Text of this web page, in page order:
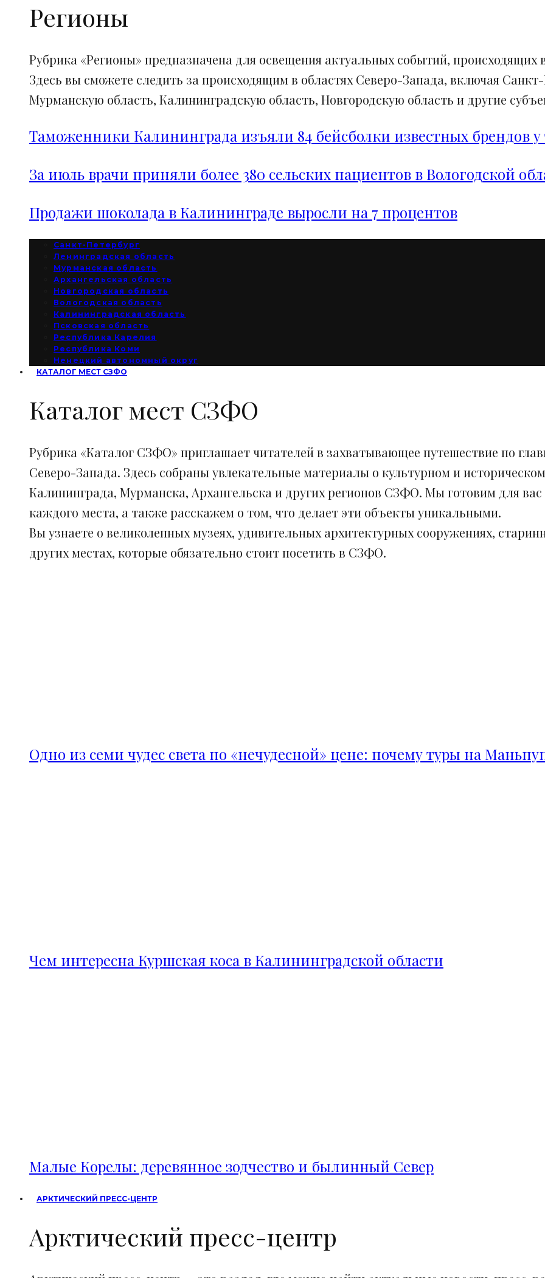
Регионы
Рубрика «Регионы» предназначена для освещения актуальных событий, происходящих
Здесь вы сможете следить за происходящим в областях Северо-Запада, включая
Мурманскую область, Калининградскую область, Новгородскую область и другие
Таможенники Калининграда изъяли 84 бейсболки известных брендов у
За июль врачи приняли более 380 сельских пациентов в Вологодской
Продажи шоколада в Калининграде выросли на 7 процентов
Санкт-Петербург
Ленинградская область
Мурманская область
Архангельская область
Новгородская область
Вологодская область
Калининградская область
Псковская область
Республика Карелия
Республика Коми
Ненецкий автономный округ
КАТАЛОГ МЕСТ СЗФО
Каталог мест СЗФО
Рубрика «Каталог СЗФО» приглашает читателей в захватывающее путешествие по
Северо-Запада. Здесь собраны увлекательные материалы о культурном и
Калининграда, Мурманска, Архангельска и других регионов СЗФО. Мы готовим для
каждого места, а также расскажем о том, что делает эти объекты уникальными.
Вы узнаете о великолепных музеях, удивительных архитектурных сооружениях,
других местах, которые обязательно стоит посетить в СЗФО.
Одно из семи чудес света по «нечудесной» цене: почему туры на
Чем интересна Куршская коса в Калининградской области
Малые Корелы: деревянное зодчество и былинный Север
АРКТИЧЕСКИЙ ПРЕСС-ЦЕНТР
Арктический пресс-центр